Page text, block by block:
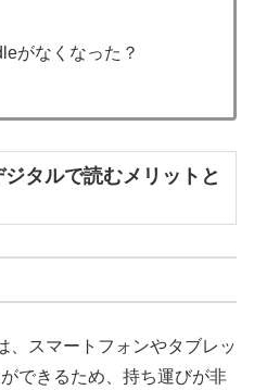
がなくなった？
タルで読むメリットと
、スマートフォンやタブレッ
できるため、持ち運びが非